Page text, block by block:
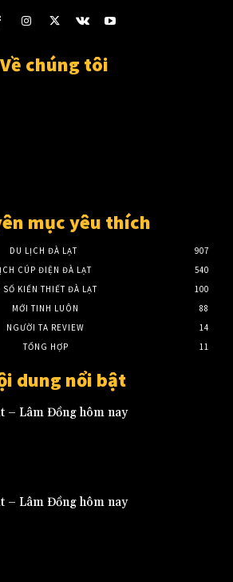
Về chúng tôi
mục yêu thích
DU LỊCH ĐÀ LẠT
907
CÚP ĐIỆN ĐÀ LẠT
540
SỐ KIẾN THIẾT ĐÀ LẠT
100
MỚI TINH LUÔN
88
NGƯỜI TA REVIEW
14
TỔNG HỢP
11
dung nổi bật
– Lâm Đồng hôm nay
– Lâm Đồng hôm nay